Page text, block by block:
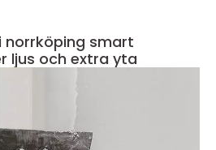
smart
ljus och extra yta